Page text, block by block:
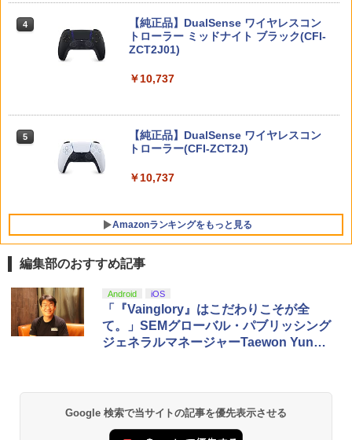
4
コナミデジタルエンタテインメント 【S
witch】パワフルプロ野球2026-2027 [H
AC-P-BQPYA NSW パワフルプロヤキュ
【ダイヤ・プラチナ会員様限定！エント
送】【新品】Nintendo Switch 2 ゲーム
￥8,100
ードRE2]
￥2,790
￥3,888
ード コレクションケース UVカット 透明
保護 保管 クリアケース（ WSC ワンダー
スワンカラー用 ）
5 【中古】ピクミン3 デラックス -Switch
￥3,984
吾峠呼世晴 ]
￥8,690
活 4th season 4【Blu-ray】(オリジナル
A5キャラファイングラフ+長月達平書き
4
ニンテンドープリペイド番号 9000円|オ
ンラインコード版
ンラインコード版
4
【純正品】DualSense ワイヤレスコン
トローラー ミッドナイト ブラック(CFI-
ZCT2J01)
￥10,737
5
【純正品】DualSense ワイヤレスコン
トローラー(CFI-ZCT2J)
￥10,737
Amazonランキングをもっと見る
【純正品】Xbox ワイヤレス コントロー
ラー + USB-C® ケーブル
￥8,300
【純正品】Xbox ワイヤレス コントロー
ラー (ロボット ホワイト)
￥7,681
劇場版「鬼滅の刃」無限城編 第一章 猗
窩座再来 通常版 [Blu-ray]
￥3,982
劇場版「鬼滅の刃」無限城編 第一章 猗
窩座再来 通常版 [DVD]
編集部のおすすめ記事
Android iOS
「『Vainglory』はこだわりこそが全
て。」SEMグローバル・パブリッシング
ジェネラルマネージャーTaewon Yun氏
Google 検索で当サイトの記事を優先表示させる